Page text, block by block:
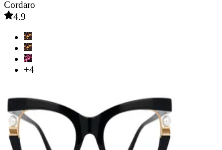
Cordaro
4.9
+4